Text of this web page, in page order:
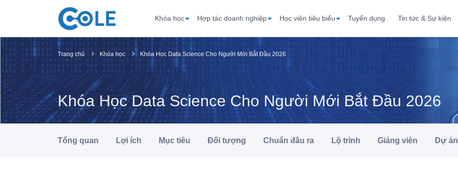
Khóa học Hợp tác doanh nghiệp Học viên tiêu biểu Tuyển dụng Tin tức & Sự kiện
Trang chủ Khóa học Khóa Học Data Science Cho Người Mới Bắt Đầu 2026
Khóa Học Data Science Cho Người Mới Bắt Đầu 2026
Tổng quan Lợi ích Mục tiêu Đối tượng Chuẩn đầu ra Lộ trình Giảng viên Dự án